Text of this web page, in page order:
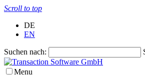
Scroll to top
DE
EN
Suchen nach:
Menu